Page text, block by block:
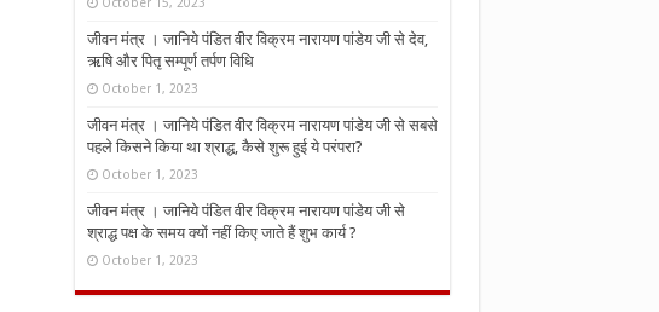
October 15, 2023
जीवन मंत्र । जानिये पंडित वीर विक्रम नारायण पांडेय जी से देव,
ऋषि और पितृ सम्पूर्ण तर्पण विधि
October 1, 2023
जीवन मंत्र । जानिये पंडित वीर विक्रम नारायण पांडेय जी से सबसे
पहले किसने किया था श्राद्ध, कैसे शुरू हुई ये परंपरा?
October 1, 2023
जीवन मंत्र । जानिये पंडित वीर विक्रम नारायण पांडेय जी से
श्राद्ध पक्ष के समय क्यों नहीं किए जाते हैं शुभ कार्य ?
October 1, 2023